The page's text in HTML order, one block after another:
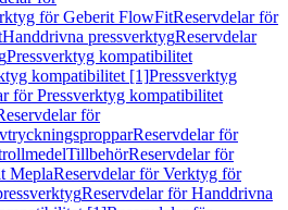
för Geberit FlowFitReservdelar för
Handdrivna pressverktygReservdelar
Pressverktyg kompatibilitet
kompatibilitet [1]Pressverktyg
för Pressverktyg kompatibilitet
för
Reservdelar för
TillbehörReservdelar för
MeplaReservdelar för Verktyg för
Reservdelar för Handdrivna